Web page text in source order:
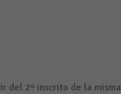
del 2º inscrito de la misma